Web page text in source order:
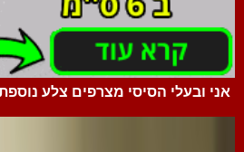
אני ובעלי הסיסי מצרפים צלע